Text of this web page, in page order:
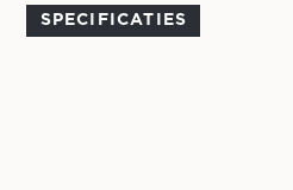
SPECIFICATIES